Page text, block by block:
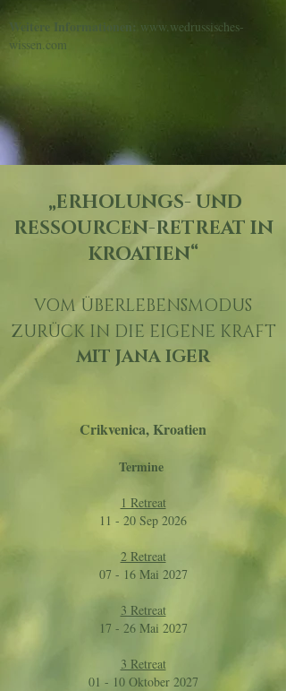
Weitere Informationen: www.wedrussisches-
wissen.com
„ERHOLUNGS- UND
RESSOURCEN-RETREAT IN
KROATIEN“
VOM ÜBERLEBENSMODUS
ZURÜCK IN DIE EIGENE KRAFT
MIT JANA IGER
Crikvenica, Kroatien
Termine
1 Retreat
11 - 20 Sep 2026
2 Retreat
07 - 16 Mai 2027
3 Retreat
17 - 26 Mai 2027
3 Retreat
01 - 10 Oktober 2027